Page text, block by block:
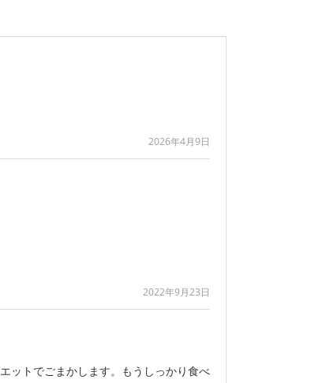
2026年4月9日
2022年9月23日
ットでごまかします。もうしっかり食べ